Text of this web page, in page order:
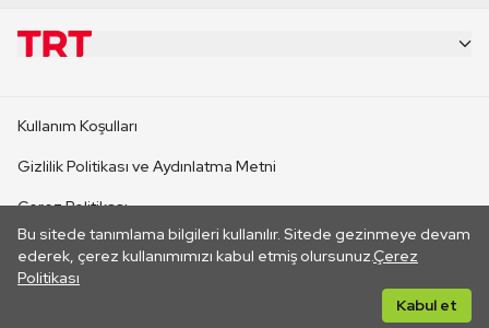
Bu sitede tanımlama bilgileri kullanılır. Sitede gezinmeye devam
ederek, çerez kullanımımızı kabul etmiş olursunuz.Çerez
Politikası
Kabul et
CANLI YAYINLAR
Kullanım Koşulları
Gizlilik Politikası ve Aydınlatma Metni
Çerez Politikası
İletişim
Her hakkı saklıdır. ©2026 TRT. Bağlantı yoluyla gidilen dış